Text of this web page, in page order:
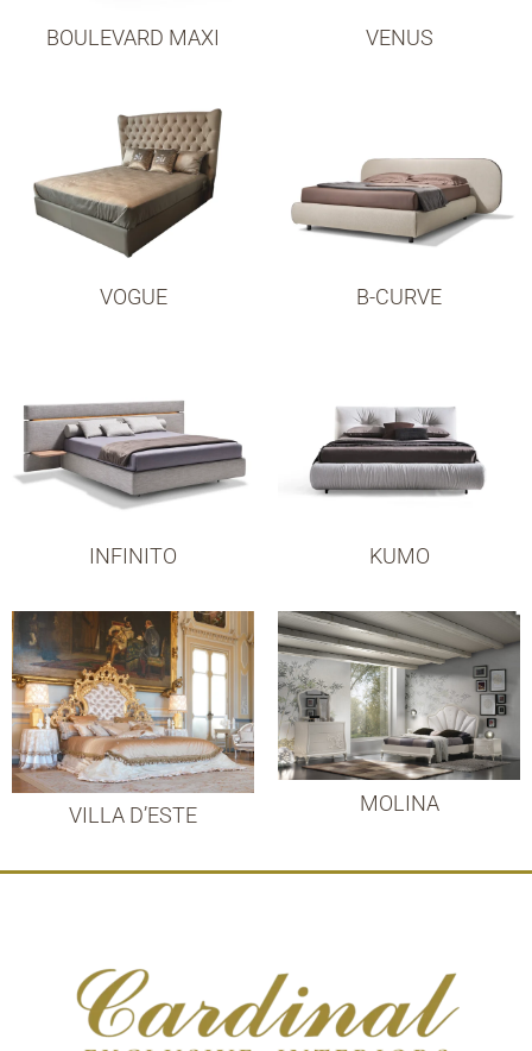
BOULEVARD MAXI VENUS
VOGUE B-CURVE
INFINITO KUMO
VILLA D’ESTE
MOLINA